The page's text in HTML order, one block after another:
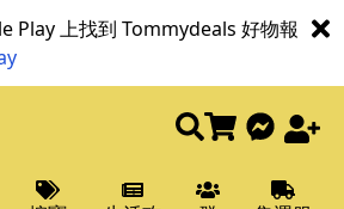
Play 上找到 Tommydeals 好物報